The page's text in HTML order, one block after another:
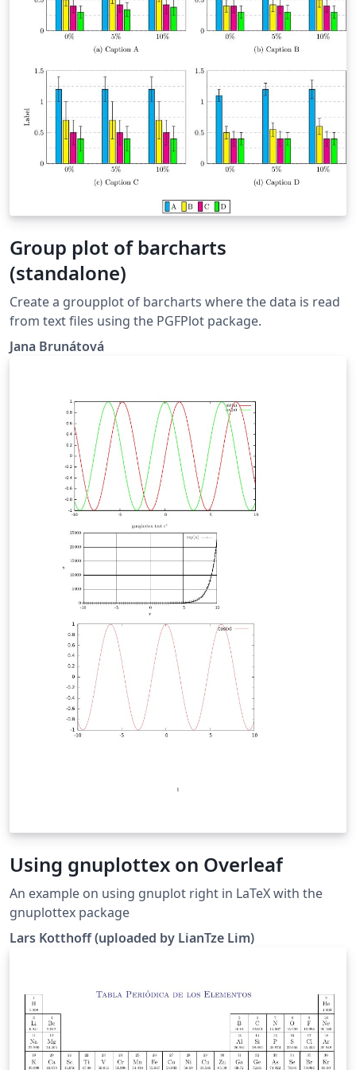
que aparecen en este enlace que son válidas para las
funciones de Bessel, tanto de primera como de
segunda especie. Para el trazado de las 8 curvas uso un
bucle \foreach y dentro del bucle, la orden \addplot+
con las opciones adecuadas para que las curvas
aparezcan en colores diferentes.
Group plot of barcharts
(standalone)
Create a groupplot of barcharts where the data is read
from text files using the PGFPlot package.
Jana Brunátová
Using gnuplottex on Overleaf
An example on using gnuplot right in LaTeX with the
gnuplottex package
Lars Kot­thoff (uploaded by LianTze Lim)